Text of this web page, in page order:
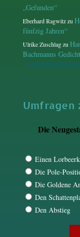
„Gefunden“
Eberhard Ragwitzzu
fünfzig Jahren“
Ulrike Zuschlagzu
Bachmanns
Umfragen
Die
Einen
Die Pole-
Die Goldene
Den
Den Abstieg